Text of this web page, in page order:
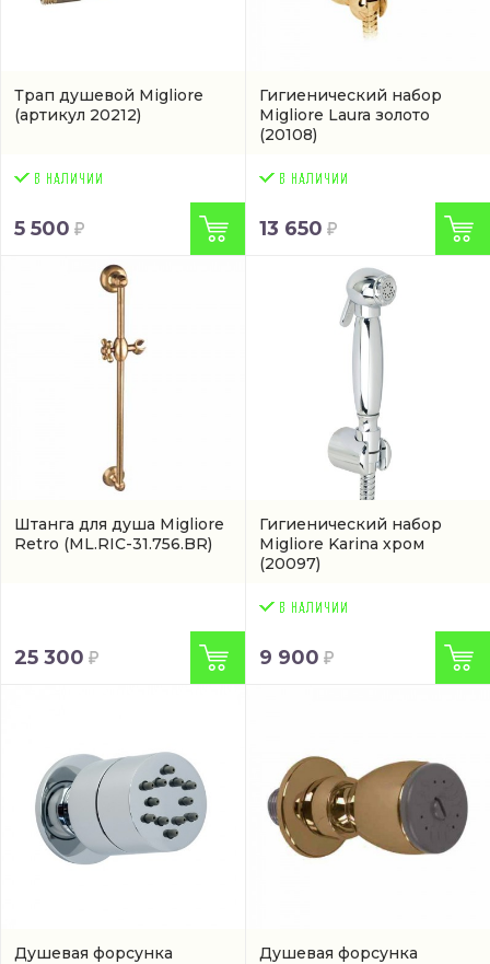
Трап душевой Migliore
(артикул 20212)
5 500
Гигиенический набор
Migliore Laura золото
(20108)
13 650
Штанга для душа Migliore
Retro (ML.RIC-31.756.BR)
25 300
Гигиенический набор
Migliore Karina хром
(20097)
9 900
Душевая форсунка
Душевая форсунка